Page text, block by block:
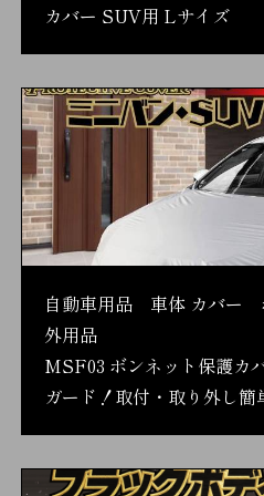
カバー SUV用 Lサイズ
自動車用品 車体 カバー
外用品
MSF03 ボンネット保護カ
ガード！取付・取り外し簡